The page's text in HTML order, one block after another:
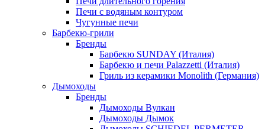
Печи с водяным контуром
Чугунные печи
Барбекю-грили
Бренды
Барбекю SUNDAY (Италия)
Барбекю и печи Palazzetti (Италия)
Гриль из керамики Monolith (Германия)
Дымоходы
Бренды
Дымоходы Вулкан
Дымоходы Дымок